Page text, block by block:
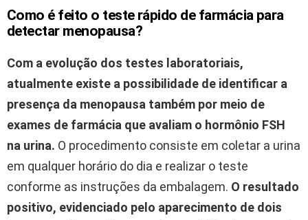
Como é feito o teste rápido de farmácia para
detectar menopausa?
Com a evolução dos testes laboratoriais,
atualmente existe a possibilidade de identificar a
presença da menopausa também por meio de
exames de farmácia que avaliam o hormônio FSH
na urina. O procedimento consiste em coletar a urina
em qualquer horário do dia e realizar o teste
conforme as instruções da embalagem. O resultado
positivo, evidenciado pelo aparecimento de dois